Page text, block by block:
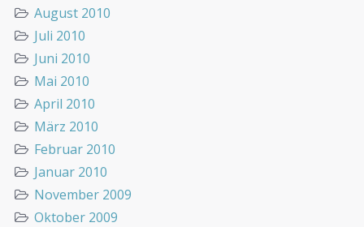
August 2010
Juli 2010
Juni 2010
Mai 2010
April 2010
März 2010
Februar 2010
Januar 2010
November 2009
Oktober 2009